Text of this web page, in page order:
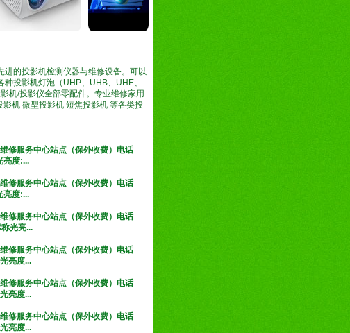
的投影机检测仪器与维修设备。可以
投影机灯泡（UHP、UHB、UHE、
机/投影仪全部零配件。专业维修家用
机 微型投影机 短焦投影机 等各类投
修服务中心站点（保外收费）电话
亮度:...
修服务中心站点（保外收费）电话
亮度:...
修服务中心站点（保外收费）电话
光亮...
修服务中心站点（保外收费）电话
亮度...
修服务中心站点（保外收费）电话
亮度...
修服务中心站点（保外收费）电话
亮度...